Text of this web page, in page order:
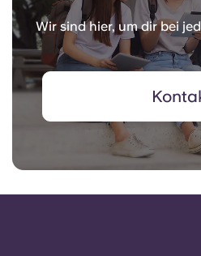
Wir sind hier, um dir bei